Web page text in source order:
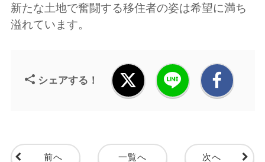
新たな土地で奮闘する移住者の姿は希望に満ち
溢れています。
シェアする！
前へ 一覧へ 次へ